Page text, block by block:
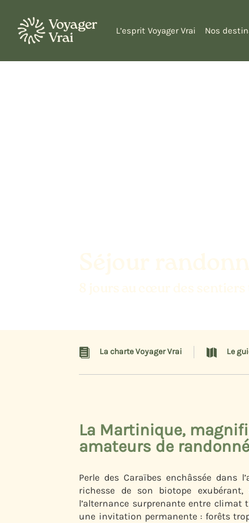
L’esprit Voyager Vrai Nos
 La charte Voyager Vrai  Le
La Martinique,
amateurs de
Perle des Caraïbes enchâssée dans
richesse de son biotope
l’alternance surprenante entre
une invitation permanente : forêts